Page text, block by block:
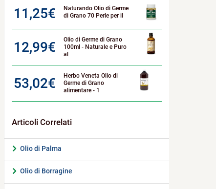
11,25€
Naturando Olio di Germe
di Grano 70 Perle per il
12,99€
Olio di Germe di Grano
100ml - Naturale e Puro
al
53,02€
Herbo Veneta Olio di
Germe di Grano
alimentare - 1
Olio di Palma
Olio di Borragine